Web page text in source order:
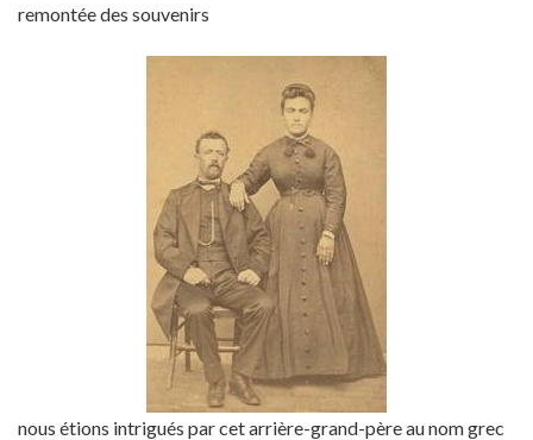
remontée des souvenirs
nous étions intrigués par cet arrière-grand-père au nom grec